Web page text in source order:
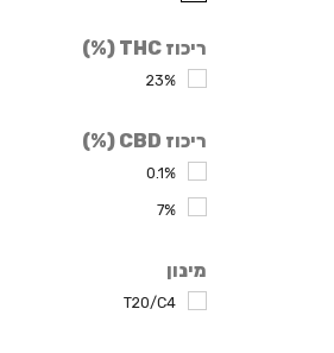
ריכוז THC (%)
23%
ריכוז CBD (%)
0.1%
7%
מינון
T20/C4